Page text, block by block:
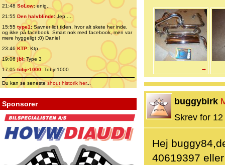
21:48 SoLow:enig..
21:55 Den halvblinde:Jep.....
15:55 type1:Savner lidt tiden, hvor alt skete her inde,
og ikke på facebook. Smart nok med facebook, men var
mere hyggeligt ;0) Daniel
23:46 KTP:Ktp
19:06jbl:Type 3
17:05tobje1000: Tobje1000
Du kan se senesteshout historik her...
Sponsorer
→
buggybirk
Skrev for
Hej
40619397